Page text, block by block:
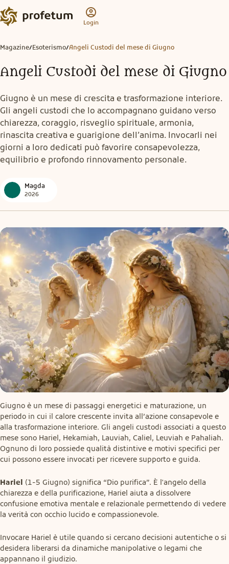
Login
Magazine/Esoterismo/Angeli Custodi del mese di Giugno
Angeli Custodi del mese di Giugno
Giugno è un mese di crescita e trasformazione interiore.
Gli angeli custodi che lo accompagnano guidano verso
chiarezza, coraggio, risveglio spirituale, armonia,
rinascita creativa e guarigione dell’anima. Invocarli nei
giorni a loro dedicati può favorire consapevolezza,
equilibrio e profondo rinnovamento personale.
Magda
2026
Giugno è un mese di passaggi energetici e maturazione, un
periodo in cui il calore crescente invita all’azione consapevole e
alla trasformazione interiore. Gli angeli custodi associati a questo
mese sono Hariel, Hekamiah, Lauviah, Caliel, Leuviah e Pahaliah.
Ognuno di loro possiede qualità distintive e motivi specifici per
cui possono essere invocati per ricevere supporto e guida.
Hariel (1-5 Giugno) significa “Dio purifica”. È l'angelo della
chiarezza e della purificazione, Hariel aiuta a dissolvere
confusione emotiva mentale e relazionale permettendo di vedere
la verità con occhio lucido e compassionevole.
Invocare Hariel è utile quando si cercano decisioni autentiche o si
desidera liberarsi da dinamiche manipolative o legami che
appannano il giudizio.